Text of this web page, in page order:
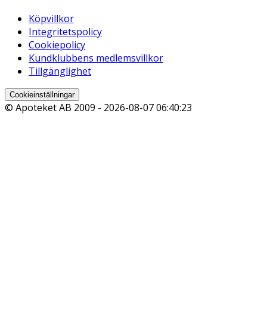
Köpvillkor
Integritetspolicy
Cookiepolicy
Kundklubbens medlemsvillkor
Tillgänglighet
Cookieinställningar
© Apoteket AB 2009 - 2026-08-07 06:40:23